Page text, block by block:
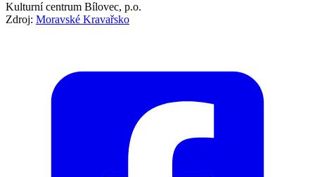
Kulturní centrum Bílovec, p.o.
Zdroj: Moravské Kravařsko